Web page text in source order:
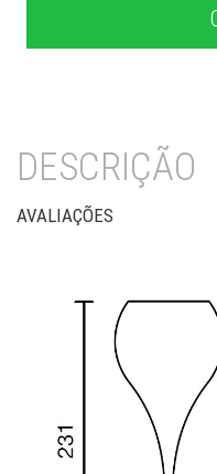
DESCRIÇÃO
AVALIAÇÕES